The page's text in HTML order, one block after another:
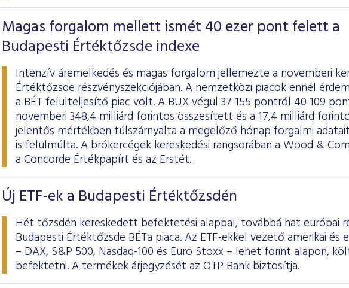
Magas forgalom mellett ismét 40 ezer pont felett a
Budapesti Értéktőzsde indexe
Intenzív áremelkedés és magas forgalom jellemezte a novemberi
Értéktőzsde részvényszekciójában. A nemzetközi piacok ennél
a BÉT felülteljesítő piac volt. A BUX végül 37 155 pontról 40 109
novemberi 348,4 milliárd forintos összesített és a 17,4 milliárd
jelentős mértékben túlszárnyalta a megelőző hónap forgalmi
is felülmúlta. A brókercégek kereskedési rangsorában a Wood &
a Concorde Értékpapírt és az Erstét.
Új ETF-ek a Budapesti Értéktőzsdén
Hét tőzsdén kereskedett befektetési alappal, továbbá hat európai
Budapesti Értéktőzsde BÉTa piaca. Az ETF-ekkel vezető amerikai és
– DAX, S&P 500, Nasdaq-100 és Euro Stoxx – lehet forint alapon,
befektetni. A termékek árjegyzését az OTP Bank biztosítja.